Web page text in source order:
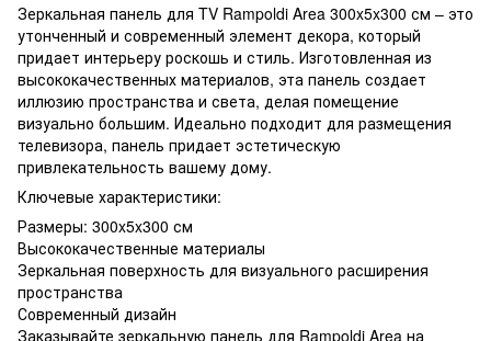
Зеркальная панель для TV Rampoldi Area 300x5x300 см – это
утонченный и современный элемент декора, который
придает интерьеру роскошь и стиль. Изготовленная из
высококачественных материалов, эта панель создает
иллюзию пространства и света, делая помещение
визуально большим. Идеально подходит для размещения
телевизора, панель придает эстетическую
привлекательность вашему дому.
Ключевые характеристики:
Размеры: 300x5x300 см
Высококачественные материалы
Зеркальная поверхность для визуального расширения
пространства
Современный дизайн
Заказывайте зеркальную панель для Rampoldi Area на